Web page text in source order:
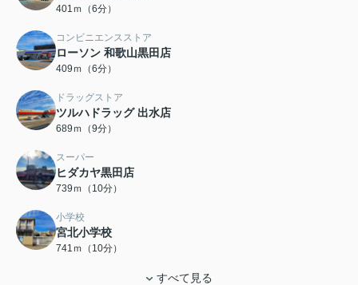
401ｍ（6分）
コンビニエンスストア
ローソン 和歌山黒田店
409ｍ（6分）
ドラッグストア
ツルハドラッグ 出水店
689ｍ（9分）
スーパー
ヒダカヤ黒田店
739ｍ（10分）
小学校
宮北小学校
741ｍ（10分）
すべて見る